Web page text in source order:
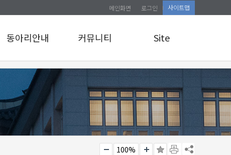
메인화면 로그인 사이트맵
동아리안내
동아리안내
커뮤니티
공지사항
관리자 교육 신청
Site
로그인
100%